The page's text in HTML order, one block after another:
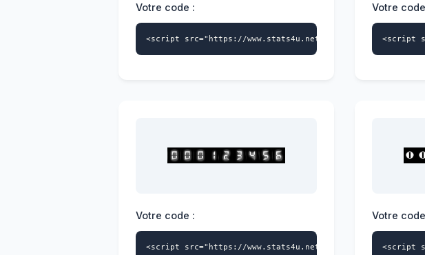
Votre code :
<script src="https://www.stats4u.net/s4u.js" data-
Votre
<script
Votre code :
<script src="https://www.stats4u.net/s4u.js" data-
Votre
<script